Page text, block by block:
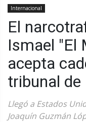
Internacional
El
Ismael "El
acepta
tribunal de
Llegó a Estados
Joaquín Guzmán